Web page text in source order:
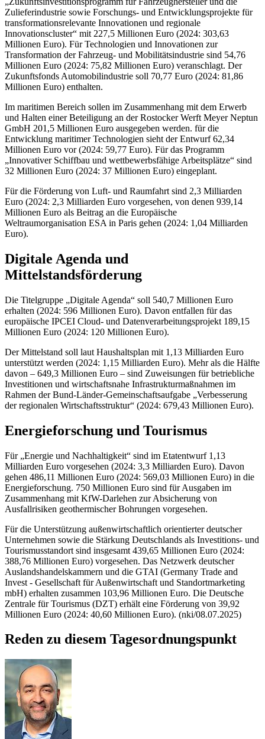
Zulieferindustrie sowie Forschungs- und Entwicklungsprojekte für
transformationsrelevante Innovationen und regionale
Innovationscluster“ mit 227,5 Millionen Euro (2024: 303,63
Millionen Euro). Für Technologien und Innovationen zur
Transformation der Fahrzeug- und Mobilitätsindustrie sind 54,76
Millionen Euro (2024: 75,82 Millionen Euro) veranschlagt. Der
Zukunftsfonds Automobilindustrie soll 70,77 Euro (2024: 81,86
Millionen Euro) enthalten.
Im maritimen Bereich sollen im Zusammenhang mit dem Erwerb
und Halten einer Beteiligung an der Rostocker Werft Meyer Neptun
GmbH 201,5 Millionen Euro ausgegeben werden. für die
Entwicklung maritimer Technologien sieht der Entwurf 62,34
Millionen Euro vor (2024: 59,77 Euro). Für das Programm
„Innovativer Schiffbau und wettbewerbsfähige Arbeitsplätze“ sind
32 Millionen Euro (2024: 37 Millionen Euro) eingeplant.
Für die Förderung von Luft- und Raumfahrt sind 2,3 Milliarden
Euro (2024: 2,3 Milliarden Euro vorgesehen, von denen 939,14
Millionen Euro als Beitrag an die Europäische
Weltraumorganisation ESA in Paris gehen (2024: 1,04 Milliarden
Euro).
Digitale Agenda und
Mittelstandsförderung
Die Titelgruppe „Digitale Agenda“ soll 540,7 Millionen Euro
erhalten (2024: 596 Millionen Euro). Davon entfallen für das
europäische IPCEI Cloud- und Datenverarbeitungsprojekt 189,15
Millionen Euro (2024: 120 Millionen Euro).
Der Mittelstand soll laut Haushaltsplan mit 1,13 Milliarden Euro
unterstützt werden (2024: 1,15 Milliarden Euro). Mehr als die Hälfte
davon – 649,3 Millionen Euro – sind Zuweisungen für betriebliche
Investitionen und wirtschaftsnahe Infrastrukturmaßnahmen im
Rahmen der Bund-Länder-Gemeinschaftsaufgabe „Verbesserung
der regionalen Wirtschaftsstruktur“ (2024: 679,43 Millionen Euro).
Energieforschung und Tourismus
Für „Energie und Nachhaltigkeit“ sind im Etatentwurf 1,13
Milliarden Euro vorgesehen (2024: 3,3 Milliarden Euro). Davon
gehen 486,11 Millionen Euro (2024: 569,03 Millionen Euro) in die
Energieforschung. 750 Millionen Euro sind für Ausgaben im
Zusammenhang mit KfW-Darlehen zur Absicherung von
Ausfallrisiken geothermischer Bohrungen vorgesehen.
Für die Unterstützung außenwirtschaftlich orientierter deutscher
Unternehmen sowie die Stärkung Deutschlands als Investitions- und
Tourismusstandort sind insgesamt 439,65 Millionen Euro (2024:
388,76 Millionen Euro) vorgesehen. Das Netzwerk deutscher
Auslandshandelskammern und die GTAI (Germany Trade and
Invest - Gesellschaft für Außenwirtschaft und Standortmarketing
mbH) erhalten zusammen 103,96 Millionen Euro. Die Deutsche
Zentrale für Tourismus (DZT) erhält eine Förderung von 39,92
Millionen Euro (2024: 40,60 Millionen Euro). (nki/08.07.2025)
Reden zu diesem Tagesordnungspunkt